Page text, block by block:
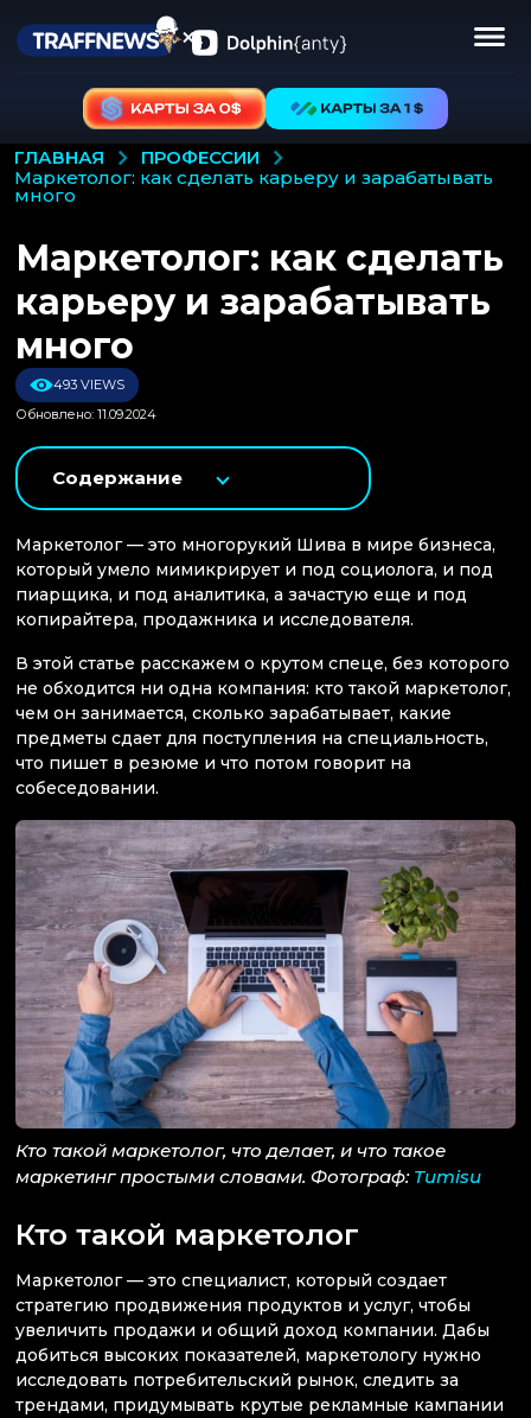
ГЛАВНАЯ
ПРОФЕССИИ
маркетолог: как сделать карьеру и зарабатывать
много
Маркетолог: как сделать
карьеру и зарабатывать
много
493 VIEWS
Обновлено: 11.09.2024
Содержание
Маркетолог — это многорукий Шива в мире бизнеса,
который умело мимикрирует и под социолога, и под
пиарщика, и под аналитика, а зачастую еще и под
копирайтера, продажника и исследователя.
В этой статье расскажем о крутом спеце, без которого
не обходится ни одна компания: кто такой маркетолог,
чем он занимается, сколько зарабатывает, какие
предметы сдает для поступления на специальность,
что пишет в резюме и что потом говорит на
собеседовании.
Кто такой маркетолог, что делает, и что такое
маркетинг простыми словами. Фотограф: Tumisu
Кто такой маркетолог
Маркетолог — это специалист, который создает
стратегию продвижения продуктов и услуг, чтобы
увеличить продажи и общий доход компании. Дабы
добиться высоких показателей, маркетологу нужно
исследовать потребительский рынок, следить за
трендами, придумывать крутые рекламные кампании